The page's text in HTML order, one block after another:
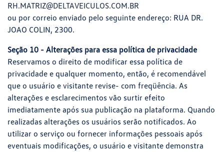
RH.MATRIZ@DELTAVEICULOS.COM.BR
ou por correio enviado pelo seguinte endereço: RUA DR.
JOAO COLIN, 2300.
Seção 10 - Alterações para essa política de privacidade
Reservamos o direito de modificar essa política de
privacidade e qualquer momento, então, é recomendável
que o usuário e visitante revise- com freqüência. As
alterações e esclarecimentos vão surtir efeito
imediatamente após sua publicação na plataforma. Quando
realizadas alterações os usuários serão notificados. Ao
utilizar o serviço ou fornecer informações pessoais após
eventuais modificações, o usuário e visitante demonstra